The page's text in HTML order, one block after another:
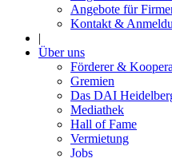
Angebote für
Kontakt &
|
Über uns
Förderer &
Gremien
Das DAI
Mediathek
Hall of Fame
Vermietung
Jobs